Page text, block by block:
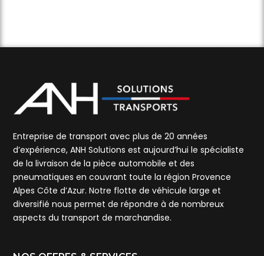
Entreprise de transport avec plus de 20 années
d’expérience, ANH Solutions est aujourd’hui le spécialiste
de la livraison de la pièce automobile et des
pneumatiques en couvrant toute la région Provence
Alpes Côte d’Azur. Notre flotte de véhicule large et
diversifié nous permet de répondre à de nombreux
aspects du transport de marchandise.